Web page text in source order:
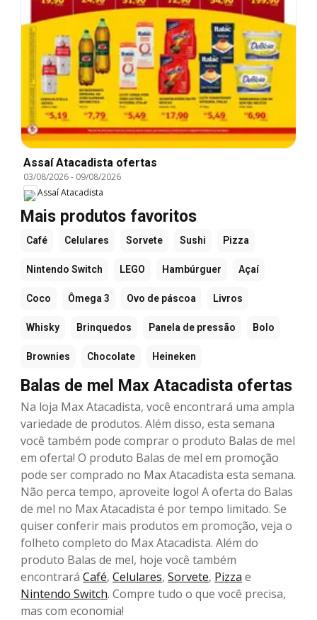
Assaí Atacadista ofertas
03/08/2026- 09/08/2026
Assaí Atacadista
Mais produtos favoritos
Café Celulares Sorvete Sushi Pizza
Nintendo Switch LEGO Hambúrguer Açaí
Coco Ômega 3 Ovo de páscoa Livros
Whisky Brinquedos Panela de pressão Bolo
Brownies Chocolate Heineken
Balas de mel Max Atacadista ofertas
Na loja Max Atacadista, você encontrará uma ampla
variedade de produtos. Além disso, esta semana
você também pode comprar o produto Balas de mel
em oferta! O produto Balas de mel em promoção
pode ser comprado no Max Atacadista esta semana.
Não perca tempo, aproveite logo! A oferta do Balas
de mel no Max Atacadista é por tempo limitado. Se
quiser conferir mais produtos em promoção, veja o
folheto completo do Max Atacadista. Além do
produto Balas de mel, hoje você também
encontrará Café, Celulares, Sorvete, Pizza e
Nintendo Switch. Compre tudo o que você precisa,
mas com economia!